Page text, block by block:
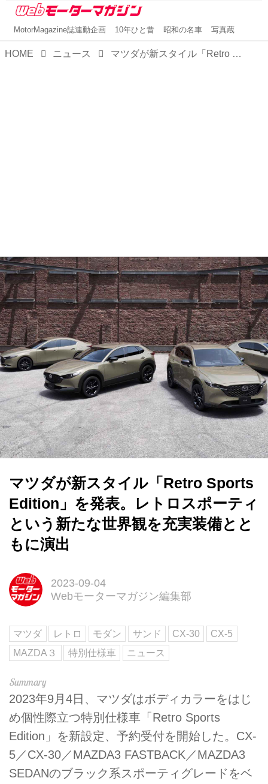
MotorMagazine誌連動企画 10年ひと昔 昭和の名車 写真蔵
HOME ニュース マツダが新スタイル「Retro Sports Edition」を発表。レトロスポーティという新たな世界観を充実装備とともに演出
マツダが新スタイル「Retro Sports
Edition」を発表。レトロスポーティ
という新たな世界観を充実装備とと
もに演出
2023-09-04
Webモーターマガジン編集部
マツダ レトロ モダン サンド CX-30
CX-5
MAZDA３
特別仕様車 ニュース
2023年9月4日、マツダはボディカラーをはじ
め個性際立つ特別仕様車「Retro Sports
Edition」を新設定、予約受付を開始した。CX-
5／CX-30／MAZDA3 FASTBACK／MAZDA3
SEDANのブラック系スポーティグレードをベ